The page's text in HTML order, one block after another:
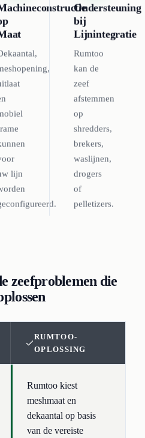
lijn
Ondersteuning
bij
Lijnintegratie
Rumtoo
kan de
zeef
afstemmen
op
shredders,
brekers,
waslijnen,
drogers
of
pelletizers.
zeefproblemen die
RUMTOO-
OPLOSSING
Rumtoo kiest
meshmaat en
dekaantal op basis
van de vereiste